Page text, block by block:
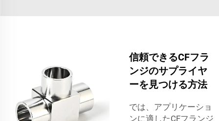
信頼できるCFフラ
ンジのサプライヤ
ーを見つける方法
では、アプリケーショ
ンに適したCFフランジ